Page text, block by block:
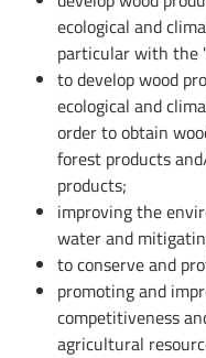
ecological and
particular with the
to develop wood
ecological and
order to obtain
forest products
products;
improving the
water and
to conserve and
promoting and
competitiveness
agricultural